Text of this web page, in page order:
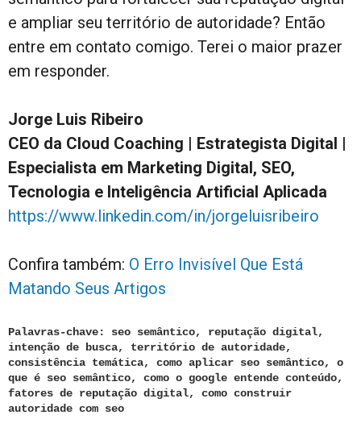
e ampliar seu território de autoridade? Então
entre em contato comigo. Terei o maior prazer
em responder.
Jorge Luis Ribeiro
CEO da Cloud Coaching | Estrategista Digital |
Especialista em Marketing Digital, SEO,
Tecnologia e Inteligência Artificial Aplicada
https://www.linkedin.com/in/jorgeluisribeiro
Confira também: O Erro Invisível Que Está
Matando Seus Artigos
Palavras-chave: seo semântico, reputação digital,
intenção de busca, território de autoridade,
consistência temática, como aplicar seo semântico, o
que é seo semântico, como o google entende conteúdo,
fatores de reputação digital, como construir
autoridade com seo